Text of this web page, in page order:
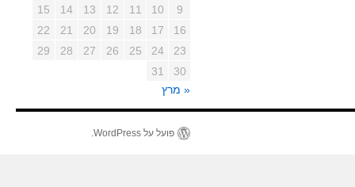
9
10
11
12
13
14
15
16
17
18
19
20
21
22
23
24
25
26
27
28
29
30
31
« מרץ
פועל על WordPress.